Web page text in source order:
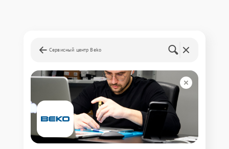
Сервисный центр Beko